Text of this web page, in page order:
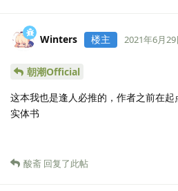
Winters 楼主 2021年6月29
朝潮Official
这本我也是逢人必推的，作者之前在
实体书
酸斋 回复了此帖